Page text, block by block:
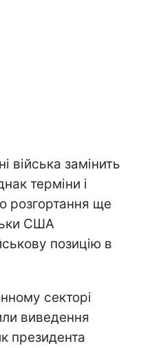
війська замінить
терміни і
розгортання ще
США
позицію в
секторі
виведення
президента